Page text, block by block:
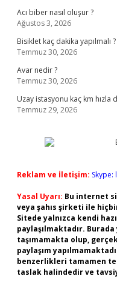
Acı biber nasıl oluşur ?
Ağustos 3, 2026
Bisiklet kaç dakika yapılmalı ?
Temmuz 30, 2026
Avar nedir ?
Temmuz 30, 2026
Uzay istasyonu kaç km hızla
Temmuz 29, 2026
Reklam ve İletişim: Skype:
Yasal Uyarı: Bu internet
veya şahıs şirketi ile
Sitede yalnızca kendi
paylaşılmaktadır.
taşımamakta olup,
paylaşım
benzerlikleri tamamen
taslak halindedir ve